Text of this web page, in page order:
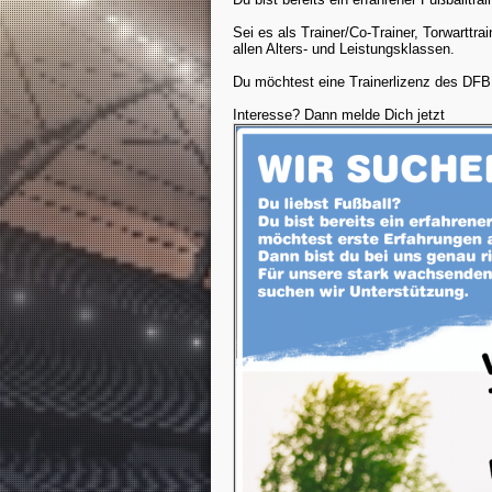
Startseite News News Reader
Sei es als Trainer/Co-Trainer,
allen Alters- und Leistungsklassen.
Du möchtest eine Trainerlizenz des
Interesse? Dann melde Dich jetzt